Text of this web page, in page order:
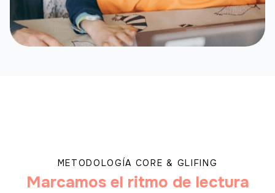
METODOLOGÍA CORE & GLIFING
Marcamos el ritmo de lectura